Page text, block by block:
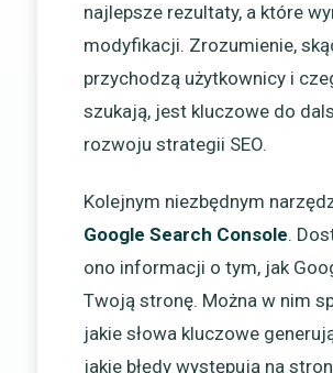
najlepsze rezultaty, a które
modyfikacji. Zrozumienie,
przychodzą użytkownicy i
szukają, jest kluczowe do
rozwoju strategii SEO.
Kolejnym niezbędnym
Google Search Console.
ono informacji o tym, jak
Twoją stronę. Można w nim
jakie słowa kluczowe
jakie błędy występują na